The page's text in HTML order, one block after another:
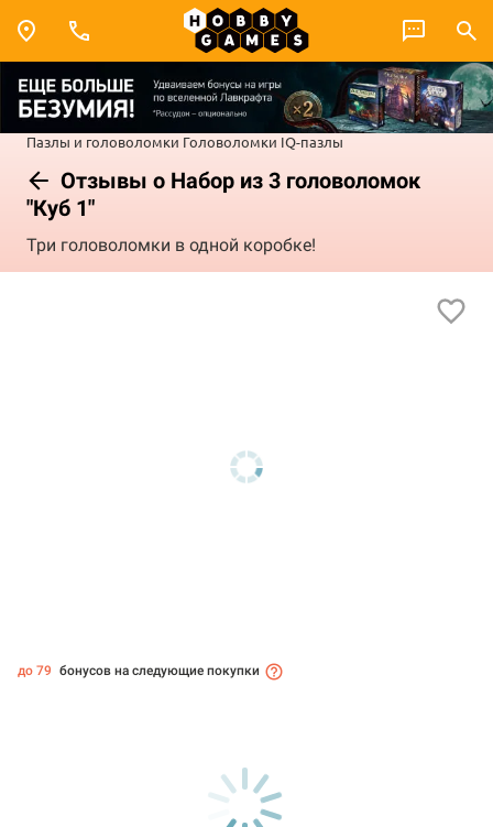
Пазлы и головоломки Головоломки IQ-пазлы
Отзывы о Набор из 3 головоломок
"Куб 1"
Три головоломки в одной коробке!
до 79 бонусов на следующие покупки